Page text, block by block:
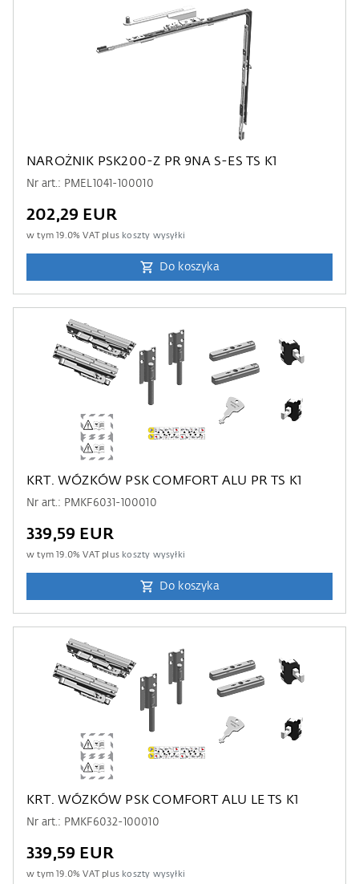
NAROŻNIK PSK200-Z PR 9NA S-ES TS K1
Nr art.: PMEL1041-100010
202,29 EUR
w tym19.0% VAT plus koszty wysyłki
Do koszyka
KRT. WÓZKÓW PSK COMFORT ALU PR TS K1
Nr art.: PMKF6031-100010
339,59 EUR
w tym19.0% VAT plus koszty wysyłki
Do koszyka
KRT. WÓZKÓW PSK COMFORT ALU LE TS K1
Nr art.: PMKF6032-100010
339,59 EUR
w tym19.0% VAT plus koszty wysyłki